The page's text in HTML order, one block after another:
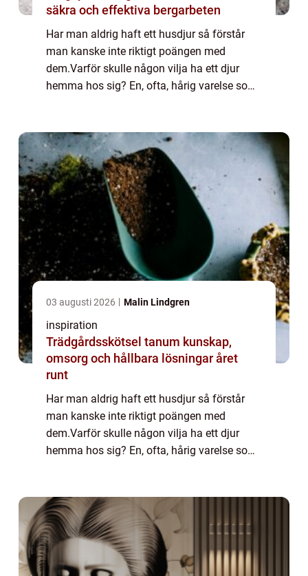
säkra och effektiva bergarbeten
Har man aldrig haft ett husdjur så förstår
man kanske inte riktigt poängen med
dem.Varför skulle någon vilja ha ett djur
hemma hos sig? En, ofta, hårig varelse som
relat...
03 augusti 2026 Malin Lindgren
inspiration
Trädgårdsskötsel tanum kunskap,
omsorg och hållbara lösningar året
runt
Har man aldrig haft ett husdjur så förstår
man kanske inte riktigt poängen med
dem.Varför skulle någon vilja ha ett djur
hemma hos sig? En, ofta, hårig varelse som
relat...